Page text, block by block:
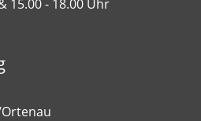
15.00 - 18.00 Uhr